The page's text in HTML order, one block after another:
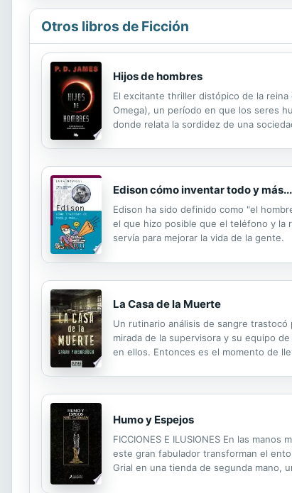
Otros libros de Ficción
Hijos de hombres
El excitante thriller distópico de la
Omega), un período en que los seres
donde relata la sordidez de una
Edison cómo inventar todo y más...
Edison ha sido definido como "el
el que hizo posible que el teléfono y la
servía para mejorar la vida de la gente.
La Casa de la Muerte
Un rutinario análisis de sangre
mirada de la supervisora y su equipo
en ellos. Entonces es el momento de
Humo y Espejos
FICCIONES E ILUSIONES En las
este gran fabulador transforman el
Grial en una tienda de segunda mano,